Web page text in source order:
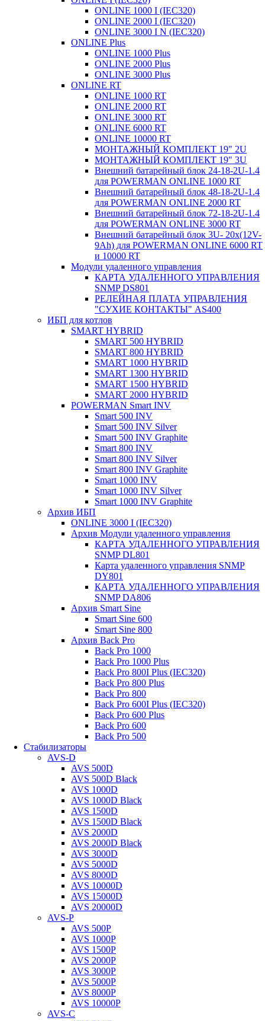
ONLINE 1000 I (IEC320)
ONLINE 2000 I (IEC320)
ONLINE 3000 I N (IEC320)
ONLINE Plus
ONLINE 1000 Plus
ONLINE 2000 Plus
ONLINE 3000 Plus
ONLINE RT
ONLINE 1000 RT
ONLINE 2000 RT
ONLINE 3000 RT
ONLINE 6000 RT
ONLINE 10000 RT
МОНТАЖНЫЙ КОМПЛЕКТ 19" 2U
МОНТАЖНЫЙ КОМПЛЕКТ 19" 3U
Внешний батарейный блок 24-18-2U-1.4
для POWERMAN ONLINE 1000 RT
Внешний батарейный блок 48-18-2U-1.4
для POWERMAN ONLINE 2000 RT
Внешний батарейный блок 72-18-2U-1.4
для POWERMAN ONLINE 3000 RT
Внешний батарейный блок 3U- 20x(12V-
9Ah) для POWERMAN ONLINE 6000 RT
и 10000 RT
Модули удаленного управления
КАРТА УДАЛЕННОГО УПРАВЛЕНИЯ
SNMP DS801
РЕЛЕЙНАЯ ПЛАТА УПРАВЛЕНИЯ
"СУХИЕ КОНТАКТЫ" AS400
ИБП для котлов
SMART HYBRID
SMART 500 HYBRID
SMART 800 HYBRID
SMART 1000 HYBRID
SMART 1300 HYBRID
SMART 1500 HYBRID
SMART 2000 HYBRID
POWERMAN Smart INV
Smart 500 INV
Smart 500 INV Silver
Smart 500 INV Graphite
Smart 800 INV
Smart 800 INV Silver
Smart 800 INV Graphite
Smart 1000 INV
Smart 1000 INV Silver
Smart 1000 INV Graphite
Архив ИБП
ONLINE 3000 I (IEC320)
Архив Модули удаленного управления
КАРТА УДАЛЕННОГО УПРАВЛЕНИЯ
SNMP DL801
Карта удаленного управления SNMP
DY801
КАРТА УДАЛЕННОГО УПРАВЛЕНИЯ
SNMP DА806
Архив Smart Sine
Smart Sine 600
Smart Sine 800
Архив Back Pro
Back Pro 1000
Back Pro 1000 Plus
Back Pro 800I Plus (IEC320)
Back Pro 800 Plus
Back Pro 800
Back Pro 600I Plus (IEC320)
Back Pro 600 Plus
Back Pro 600
Back Pro 500
Стабилизаторы
AVS-D
AVS 500D
AVS 500D Black
AVS 1000D
AVS 1000D Black
AVS 1500D
AVS 1500D Black
AVS 2000D
AVS 2000D Black
AVS 3000D
AVS 5000D
AVS 8000D
AVS 10000D
AVS 15000D
AVS 20000D
AVS-P
AVS 500P
AVS 1000P
AVS 1500P
AVS 2000P
AVS 3000P
AVS 5000P
AVS 8000P
AVS 10000P
AVS-C